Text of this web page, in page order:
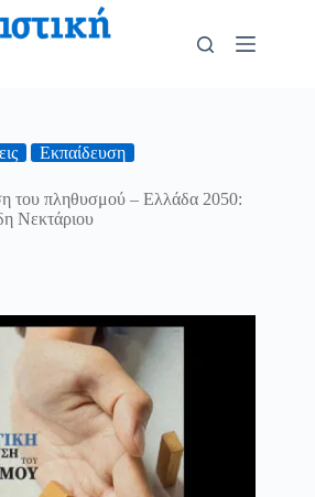
Εκπαίδευση
του πληθυσμού – Ελλάδα 2050:
Νεκτάριου